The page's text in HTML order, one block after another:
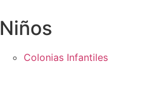
Niños
Colonias Infantiles